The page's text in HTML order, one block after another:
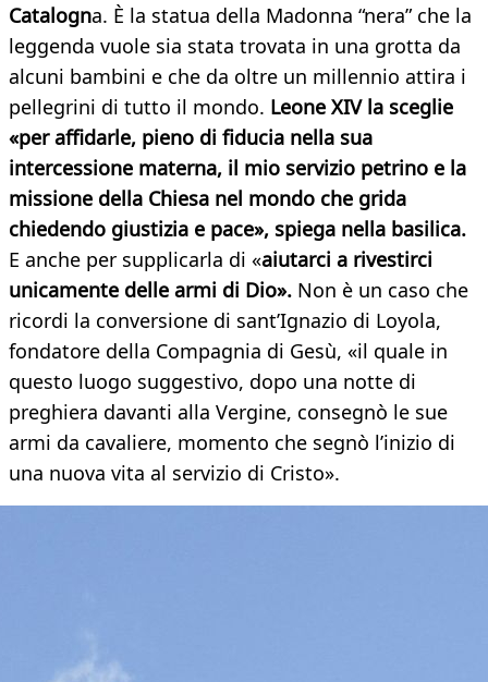
Catalogna. È la statua della Madonna “nera” che la
leggenda vuole sia stata trovata in una grotta da
alcuni bambini e che da oltre un millennio attira i
pellegrini di tutto il mondo. Leone XIV la sceglie
«per affidarle, pieno di fiducia nella sua
intercessione materna, il mio servizio petrino e la
missione della Chiesa nel mondo che grida
chiedendo giustizia e pace», spiega nella basilica.
E anche per supplicarla di «aiutarci a rivestirci
unicamente delle armi di Dio». Non è un caso che
ricordi la conversione di sant’Ignazio di Loyola,
fondatore della Compagnia di Gesù, «il quale in
questo luogo suggestivo, dopo una notte di
preghiera davanti alla Vergine, consegnò le sue
armi da cavaliere, momento che segnò l’inizio di
una nuova vita al servizio di Cristo».